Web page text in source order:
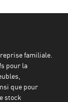
familiale.
pour la
que pour
stock